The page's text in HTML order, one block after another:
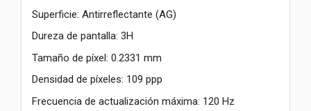
Superficie: Antirreflectante (AG)
Dureza de pantalla: 3H
Tamaño de píxel: 0.2331 mm
Densidad de píxeles: 109 ppp
Frecuencia de actualización máxima: 120 Hz